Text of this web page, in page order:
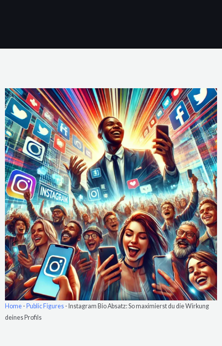
Home - Public Figures - Instagram Bio Absatz: So maximierst du die Wirkung
deines Profils